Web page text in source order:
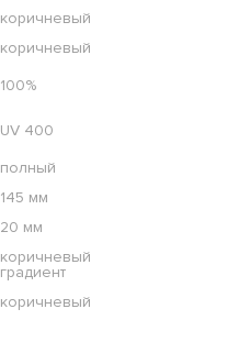
коричневый
коричневый
100%
UV 400
полный
145 мм
20 мм
коричневый
градиент
коричневый